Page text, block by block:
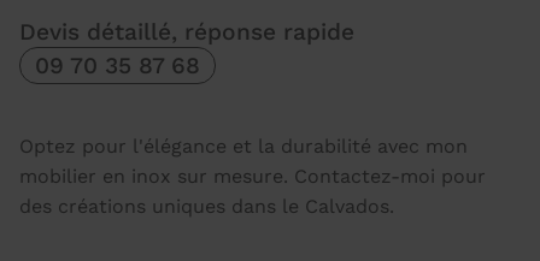
Devis détaillé, réponse rapide
09 70 35 87 68
Optez pour l'élégance et la durabilité avec mon
mobilier en inox sur mesure. Contactez-moi pour
des créations uniques dans le Calvados.